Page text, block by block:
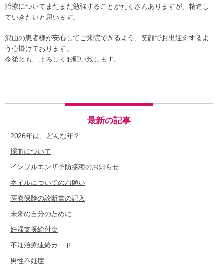
治療についてまだまだ勉強することがたくさんありますが、精進し
ていきたいと思います。
沢山の患者様が安心してご来院できるよう、笑顔でお出迎えするよ
う心掛けております。
今後とも、よろしくお願い致します。
最新の記事
2026年は、どんな年？
採血について
インフルエンザ予防接種のお知らせ
ネイルについてのお願い
医療保険の診断書の記入
未来の自分のために
妊婦支援給付金
不妊治療連絡カード
男性不妊症